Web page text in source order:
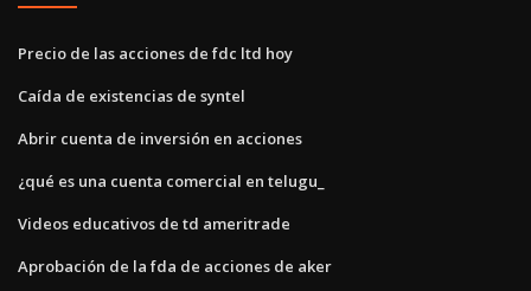
Precio de las acciones de fdc ltd hoy
Caída de existencias de syntel
Abrir cuenta de inversión en acciones
¿qué es una cuenta comercial en telugu_
Videos educativos de td ameritrade
Aprobación de la fda de acciones de aker